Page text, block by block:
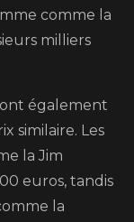
comme la
milliers
également
similaire. Les
la Jim
euros, tandis
la